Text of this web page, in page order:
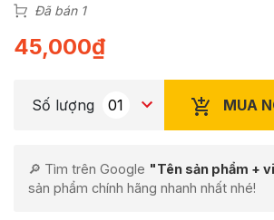
Đã bán 1
45,000₫
Số lượng MUA
🔎 Tìm trên Google "Tên sản phẩm +
sản phẩm chính hãng nhanh nhất nhé!